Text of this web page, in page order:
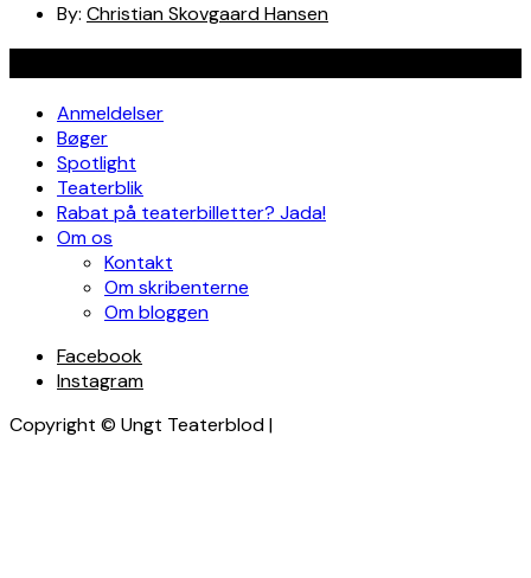
By: Christian Skovgaard Hansen
Anmeldelser
Bøger
Spotlight
Teaterblik
Rabat på teaterbilletter? Jada!
Om os
Kontakt
Om skribenterne
Om bloggen
Facebook
Instagram
Copyright © Ungt Teaterblod |